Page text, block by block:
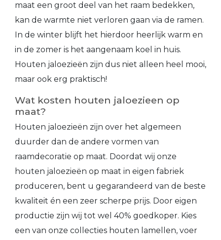
maat een groot deel van het raam bedekken,
kan de warmte niet verloren gaan via de ramen.
In de winter blijft het hierdoor heerlijk warm en
in de zomer is het aangenaam koel in huis.
Houten jaloezieën zijn dus niet alleen heel mooi,
maar ook erg praktisch!
Wat kosten houten jaloezieen op
maat?
Houten jaloezieën zijn over het algemeen
duurder dan de andere vormen van
raamdecoratie op maat. Doordat wij onze
houten jaloezieën op maat in eigen fabriek
produceren, bent u gegarandeerd van de beste
kwaliteit én een zeer scherpe prijs. Door eigen
productie zijn wij tot wel 40% goedkoper. Kies
een van onze collecties houten lamellen, voer